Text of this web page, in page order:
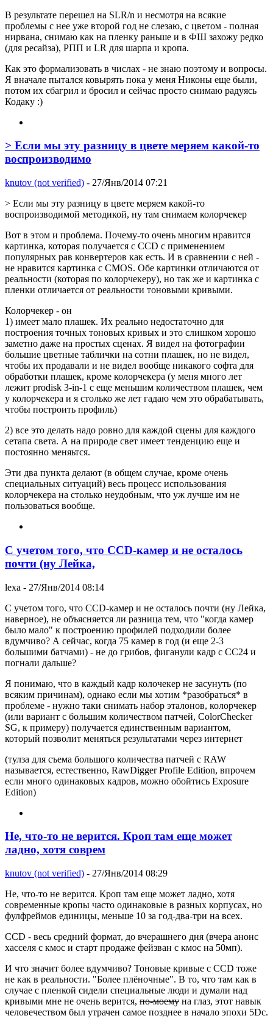
В результате перешел на SLR/n и несмотря на всякие
проблемы с нее уже второй год не слезаю, с цветом - полная
нирвана, снимаю как на пленку раньше и в ФШ захожу редко
(для ресайза), РПП и LR для шарпа и кропа.
Как это формализовать в числах - не знаю поэтому и вопросы.
Я вначале пытался ковырять пока у меня Никоны еще были,
потом их сбагрил и бросил и сейчас просто снимаю радуясь
Кодаку :)
> Если мы эту разницу в цвете меряем какой-то
воспроизводимо
knutov (not verified) - 27/Янв/2014 07:21
> Если мы эту разницу в цвете меряем какой-то
воспроизводимой методикой, ну там снимаем колорчекер
Вот в этом и проблема. Почему-то очень многим нравится
картинка, которая получается с CCD с применением
популярных рав конвертеров как есть. И в сравнении с ней -
не нравится картинка с CMOS. Обе картинки отличаются от
реальности (которая по колорчекеру), но так же и картинка с
пленки отличается от реальности тоновыми кривыми.
Колорчекер - он
1) имеет мало плашек. Их реально недостаточно для
построения точных тоновых кривых и это слишком хорошо
заметно даже на простых сценах. Я видел на фотографии
большие цветные таблички на сотни плашек, но не видел,
чтобы их продавали и не видел вообще никакого софта для
обработки плашек, кроме колорчекера (у меня много лет
лежит prodisk 3-in-1 с еще меньшим количеством плашек, чем
у колорчекера и я столько же лет гадаю чем это обрабатывать,
чтобы построить профиль)
2) все это делать надо ровно для каждой сцены для каждого
сетапа света. А на природе свет имеет тенденцию еще и
постоянно меняьтся.
Эти два пункта делают (в общем случае, кроме очень
специальных ситуаций) весь процесс использования
колорчекера на столько неудобным, что уж лучше им не
пользоваться вообще.
С учетом того, что CCD-камер и не осталось
почти (ну Лейка,
lexa - 27/Янв/2014 08:14
С учетом того, что CCD-камер и не осталось почти (ну Лейка,
наверное), не объясняется ли разница тем, что "когда камер
было мало" к построению профилей подходили более
вдумчиво? А сейчас, когда 75 камер в год (и еще 2-3
большими батчами) - не до грибов, фиганули кадр с CC24 и
погнали дальше?
Я понимаю, что в каждый кадр колочекер не засунуть (по
всяким причинам), однако если мы хотим *разобраться* в
проблеме - нужно таки снимать набор эталонов, колорчекер
(или вариант с большим количеством патчей, ColorChecker
SG, к примеру) получается единственным вариантом,
который позволит меняться результатами через интернет
(тулза для съема большого количества патчей с RAW
называется, естественно, RawDigger Profile Edition, впрочем
если много одинаковых кадров, можно обойтись Exposure
Edition)
Не, что-то не верится. Кроп там еще может
ладно, хотя соврем
knutov (not verified) - 27/Янв/2014 08:29
Не, что-то не верится. Кроп там еще может ладно, хотя
современные кропы часто одинаковые в разных корпусах, но
фулфреймов единицы, меньше 10 за год-два-три на всех.
CCD - весь средний формат, до вчерашнего дня (вчера анонс
хасселя с кмос и старт продаже фейзван с кмос на 50мп).
И что значит более вдумчиво? Тоновые кривые с CCD тоже
не как в реальности. "Более плёночные". В то, что там как в
случае с пленкой сидели специальные люди и думали над
кривыми мне не очень верится, по-моему на глаз, этот навык
человечеством был утрачен самое позднее в начало эпохи 5Dc.